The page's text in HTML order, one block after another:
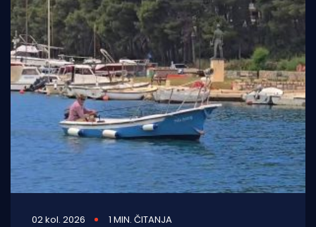
02 kol. 2026 1 MIN. ČITANJA